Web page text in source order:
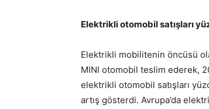
Elektrikli otomobil satışları
Elektrikli mobilitenin öncüsü
MINI otomobil teslim ederek,
elektrikli otomobil satışları
artış gösterdi. Avrupa’da